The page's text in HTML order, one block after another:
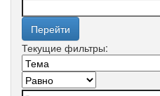
Текущие фильтры: